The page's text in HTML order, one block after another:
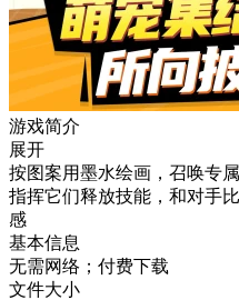
游戏简介
展开
按图案用墨水绘画，召唤专
指挥它们释放技能，和对手
感
基本信息
无需网络；付费下载
文件大小